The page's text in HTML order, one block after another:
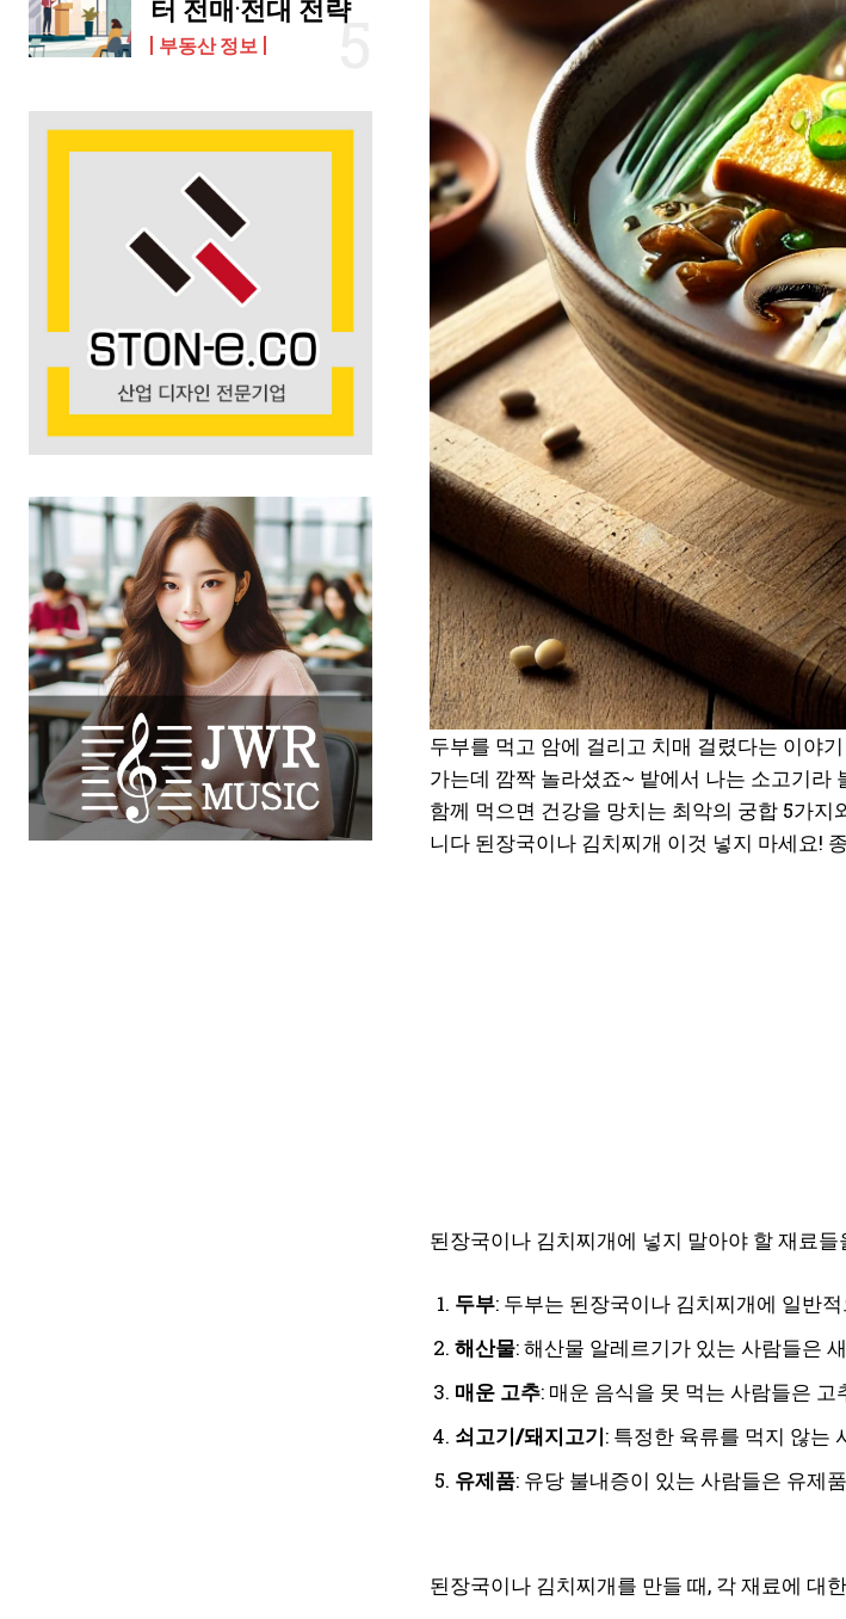
터 전매·전대 전략
부동산 정보
두부를 먹고 암에 걸리고 치매 걸렸다는 이야
가는데 깜짝 놀라셨죠~ 밭에서 나는 소고기라
함께 먹으면 건강을 망치는 최악의 궁합 5가
니다 된장국이나 김치찌개 이것 넣지 마세요!
된장국이나 김치찌개에 넣지 말아야 할 재료
두부: 두부는 된장국이나 김치찌개에 일반
해산물: 해산물 알레르기가 있는 사람들은
매운 고추: 매운 음식을 못 먹는 사람들은
쇠고기/돼지고기: 특정한 육류를 먹지 않는
유제품: 유당 불내증이 있는 사람들은 유제
된장국이나 김치찌개를 만들 때, 각 재료에 대